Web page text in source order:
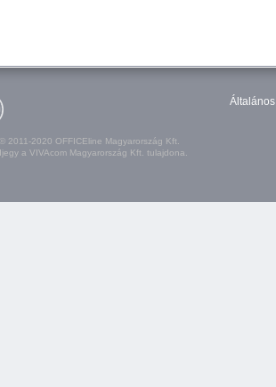
2011-2020 OFFICEline Magyarország Kft.
a VIVAcom Magyarország Kft. tulajdona.